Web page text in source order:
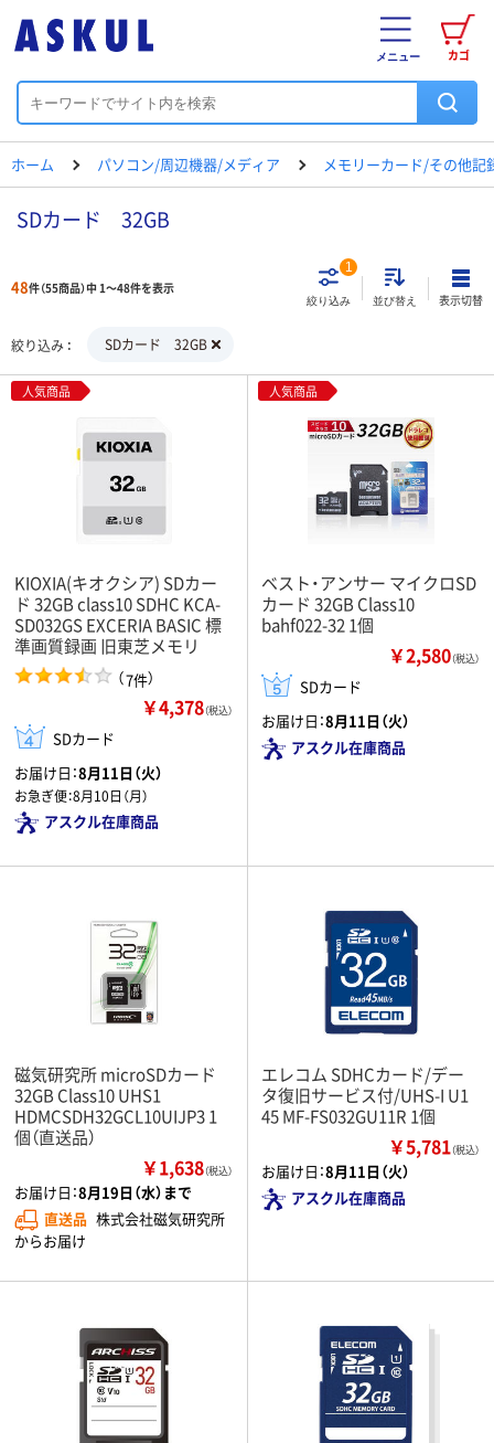
カゴ
メニュー
ホーム パソコン/周辺機器/メディア メモリーカード/その他記
SDカード 32GB
48件（55商品）中 1～48件を表示
絞り込み
1
並び替え 表示切替
絞り込み SDカード 32GB
人気商品
KIOXIA(キオクシア) SDカー
ド 32GB class10 SDHC KCA-
SD032GS EXCERIA BASIC 標
準画質録画 旧東芝メモリ
（7件）
￥4,378（税込）
SDカード
お届け日：8月11日（火）
お急ぎ便：8月10日（月）
アスクル在庫商品
人気商品
ベスト・アンサー マイクロSD
カード 32GB Class10
bahf022-32 1個
￥2,580（税込）
SDカード
お届け日：8月11日（火）
アスクル在庫商品
磁気研究所 microSDカード
32GB Class10 UHS1
HDMCSDH32GCL10UIJP3 1
個（直送品）
￥1,638（税込）
お届け日：8月19日（水）まで
直送品 株式会社磁気研究所
からお届け
エレコム SDHCカード/デー
タ復旧サービス付/UHS-I U1
45 MF-FS032GU11R 1個
￥5,781（税込）
お届け日：8月11日（火）
アスクル在庫商品